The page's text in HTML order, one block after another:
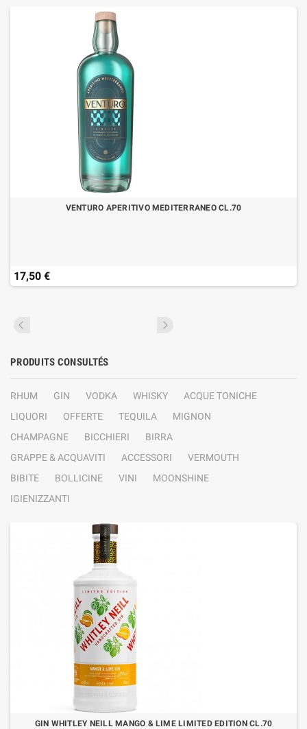
VENTURO APERITIVO MEDITERRANEO CL.70
17,50 €
PRODUITS CONSULTÉS
RHUM GIN VODKA WHISKY
ACQUE TONICHE
LIQUORI
OFFERTE TEQUILA
MIGNON
CHAMPAGNE
BICCHIERI
BIRRA
GRAPPE & ACQUAVITI
ACCESSORI
VERMOUTH
BIBITE
BOLLICINE VINI
MOONSHINE
IGIENIZZANTI
GIN WHITLEY NEILL MANGO & LIME LIMITED EDITION CL.70